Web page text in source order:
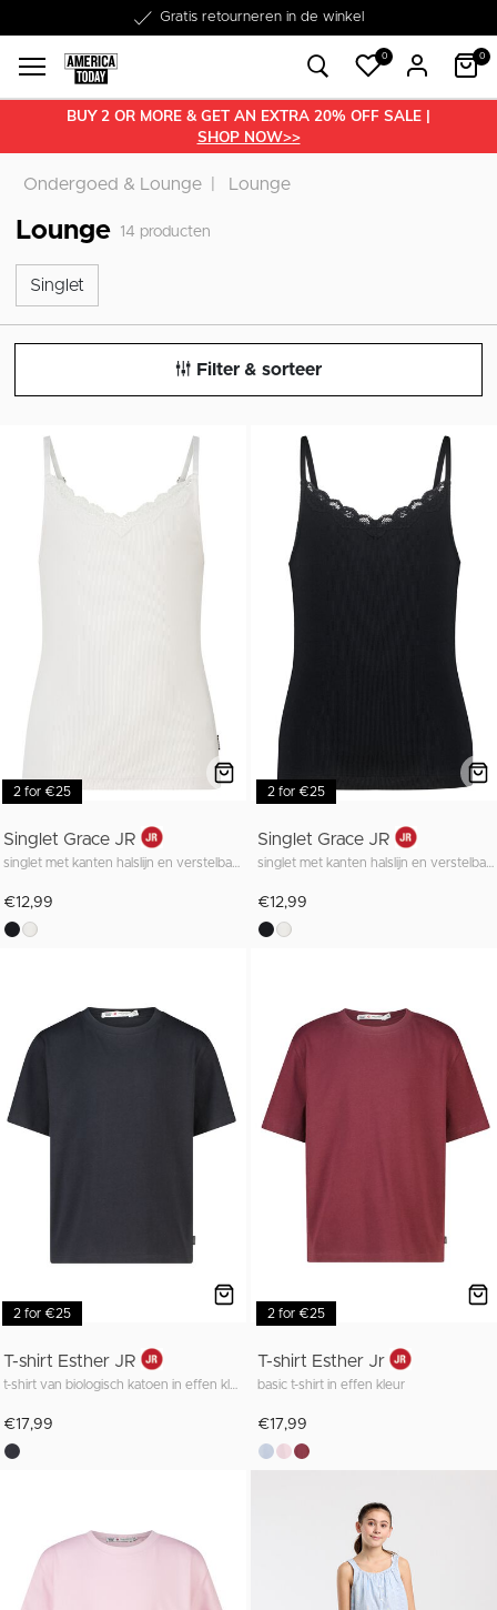
Gratis verzending vanaf €50
Binnen 1-3 werkdagen in huis
30 dagen retourrecht
Gratis retourneren in de winkel
€10 welkomstkorting
Word lid van onze Member Club!
0 0
BUY 2 OR MORE & GET AN EXTRA 20% OFF SALE |
SHOP NOW>>
Ondergoed & Lounge Lounge
Lounge 14 producten
Singlet
Filter & sorteer
2 for €25
Singlet Grace JR
€12,99
2 for €25
Singlet Grace JR
€12,99
2 for €25
T-shirt Esther JR
€17,99
2 for €25
T-shirt Esther Jr
basic t-shirt in effen kleur
€17,99